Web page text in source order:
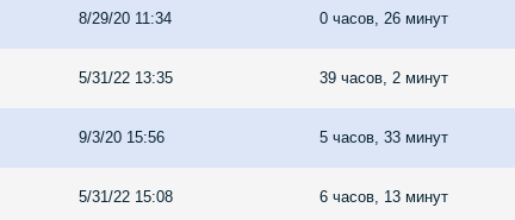
8/29/20 11:34 0 часов, 26 минут
5/31/22 13:35 39 часов, 2 минут
9/3/20 15:56 5 часов, 33 минут
5/31/22 15:08 6 часов, 13 минут